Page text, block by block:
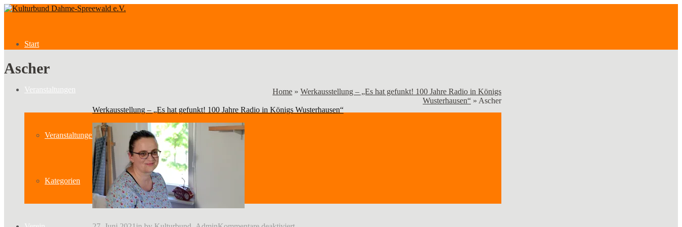
Start
Veranstaltungen
Veranstaltungen
Kategorien
Ascher
Home » Werkausstellung – „Es hat gefunkt! 100 Jahre Radio in Königs
Wusterhausen“ » Ascher
Werkausstellung – „Es hat gefunkt! 100 Jahre Radio in Königs Wusterhausen“